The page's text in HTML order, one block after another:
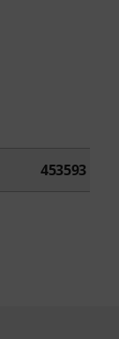
453593